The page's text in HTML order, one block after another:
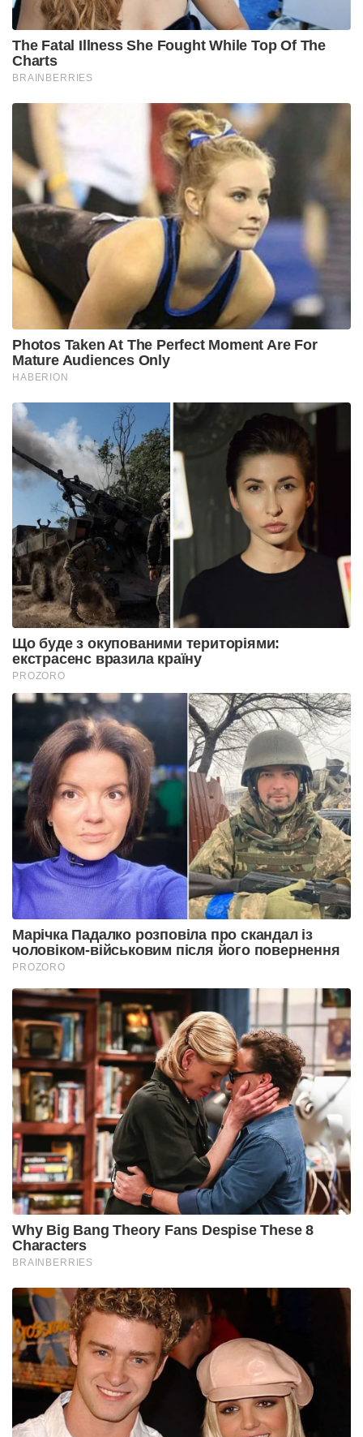
The Fatal Illness She Fought While Top Of The
Charts
BRAINBERRIES
Photos Taken At The Perfect Moment Are For
Mature Audiences Only
HABERION
Що буде з окупованими територіями:
екстрасенс вразила країну
PROZORO
Марічка Падалко розповіла про скандал із
чоловіком-військовим після його повернення
PROZORO
Why Big Bang Theory Fans Despise These 8
Characters
BRAINBERRIES